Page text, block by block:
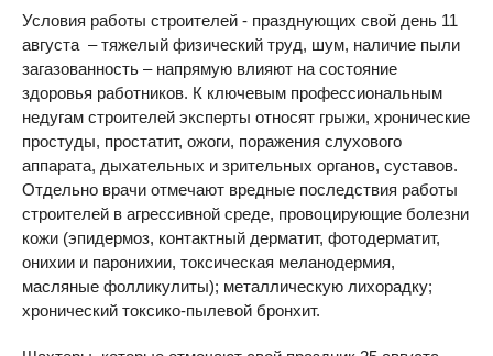
Условия работы строителей - празднующих свой день 11
августа – тяжелый физический труд, шум, наличие пыли
загазованность – напрямую влияют на состояние
здоровья работников. К ключевым профессиональным
недугам строителей эксперты относят грыжи, хронические
простуды, простатит, ожоги, поражения слухового
аппарата, дыхательных и зрительных органов, суставов.
Отдельно врачи отмечают вредные последствия работы
строителей в агрессивной среде, провоцирующие болезни
кожи (эпидермоз, контактный дерматит, фотодерматит,
онихии и паронихии, токсическая меланодермия,
масляные фолликулиты); металлическую лихорадку;
хронический токсико-пылевой бронхит.